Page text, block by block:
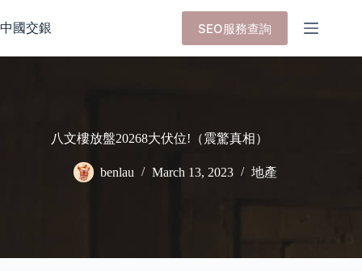
to
content
中國交銀 SEO服務查詢
八文樓放盤20268大伏位!（震驚真相）
benlau March 13, 2023 地產